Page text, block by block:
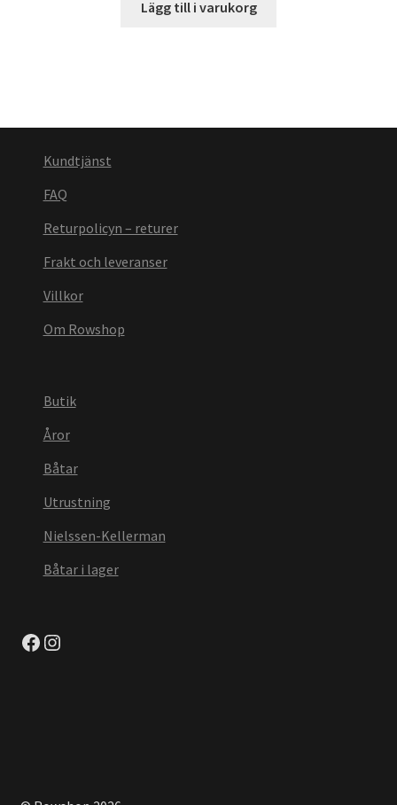
Lägg till i varukorg
Kundtjänst
FAQ
Returpolicyn – returer
Frakt och leveranser
Villkor
Om Rowshop
Butik
Åror
Båtar
Utrustning
Nielssen-Kellerman
Båtar i lager
Facebook
Instagram